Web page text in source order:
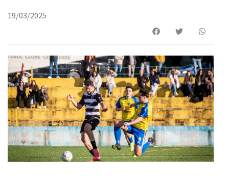
19/03/2025